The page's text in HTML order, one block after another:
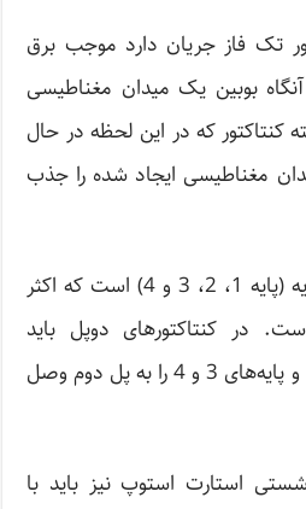
تک فاز جریان دارد موجب برق
بوبین یک میدان مغناطیسی
که در این لحظه در حال
مغناطیسی ایجاد شده را جذب
این محصول دارای چهار پایه (پایه 1، 2، 3 و 4) است که اکثر
در کنتاکتور‌های دوپل باید
پایه‌های 1 و 2 را به پل اول و پایه‌های 3 و 4 را به پل دوم وصل
استارت استوپ نیز باید با